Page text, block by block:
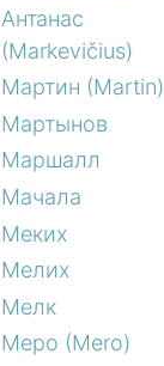
Антанас
(Markevičius)
Мартин (Martin)
Мартынов
Маршалл
Мачала
Меких
Мелих
Мелк
Меро (Mero)